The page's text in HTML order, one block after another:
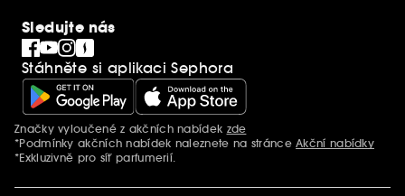
Blog Sephora
Singles´ Day
Black Friday
Cyber Monday
Vánoce
Sledujte nás
Stáhněte si aplikaci Sephora
Další informace
Značky vyloučené z akčních nabídek zde
*Podmínky akčních nabídek naleznete na stránceAkční nabídky
*Exkluzivně pro síť parfumerií.